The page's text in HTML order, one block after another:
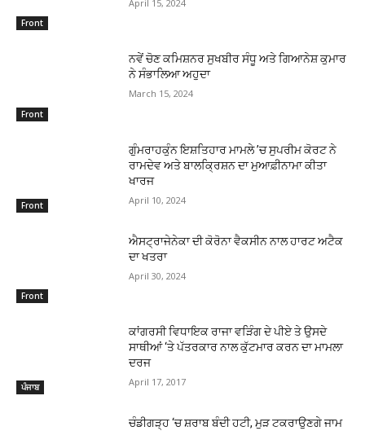
Front
April 15, 2024
Front
ਨਵੇਂ ਚੋਣ ਕਮਿਸ਼ਨਰ ਸੁਖਬੀਰ ਸੰਧੂ ਅਤੇ ਗਿਆਨੇਸ਼ ਕੁਮਾਰ
ਨੇ ਸੰਭਾਲਿਆ ਅਹੁਦਾ
March 15, 2024
Front
ਗੁੰਮਰਾਹਕੁੰਨ ਇਸ਼ਤਿਹਾਰ ਮਾਮਲੇ ’ਚ ਸੁਪਰੀਮ ਕੋਰਟ ਨੇ
ਰਾਮਦੇਵ ਅਤੇ ਬਾਲਕ੍ਰਿਸ਼ਨ ਦਾ ਮੁਆਫ਼ੀਨਾਮਾ ਕੀਤਾ
ਖਾਰਜ
April 10, 2024
Front
ਐਸਟ੍ਰਾਜੇਨੇਕਾ ਦੀ ਕੋਰੋਨਾ ਵੈਕਸੀਨ ਨਾਲ ਹਾਰਟ ਅਟੈਕ
ਦਾ ਖਤਰਾ
April 30, 2024
ਪੰਜਾਬ
ਕਾਂਗਰਸੀ ਵਿਧਾਇਕ ਰਾਜਾ ਵੜਿੰਗ ਦੇ ਪੀਏ ਤੇ ਉਸਦੇ
ਸਾਥੀਆਂ ‘ਤੇ ਪੱਤਰਕਾਰ ਨਾਲ ਕੁੱਟਮਾਰ ਕਰਨ ਦਾ ਮਾਮਲਾ
ਦਰਜ
April 17, 2017
ਚੰਡੀਗੜ੍ਹ ‘ਚ ਸ਼ਰਾਬ ਬੰਦੀ ਹਟੀ, ਮੁੜ ਟਕਰਾਉਣਗੇ ਜਾਮ